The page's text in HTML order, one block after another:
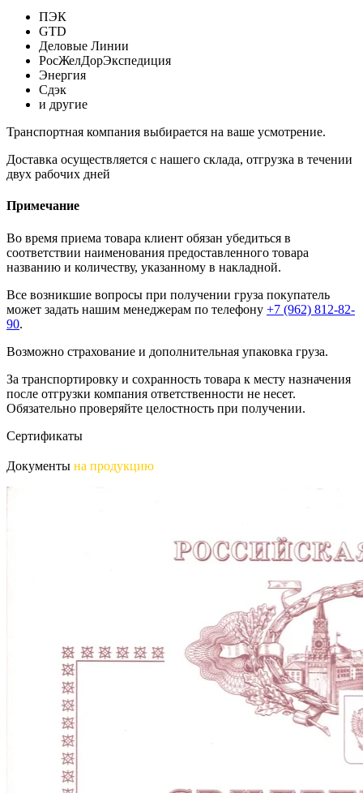
ПЭК
GTD
Деловые Линии
РосЖелДорЭкспедиция
Энергия
Сдэк
и другие
Транспортная компания выбирается на ваше усмотрение.
Доставка осуществляется с нашего склада, отгрузка в течении
двух рабочих дней
Примечание
Во время приема товара клиент обязан убедиться в
соответствии наименования предоставленного товара
названию и количеству, указанному в накладной.
Все возникшие вопросы при получении груза покупатель
может задать нашим менеджерам по телефону +7 (962) 812-82-
90.
Возможно страхование и дополнительная упаковка груза.
За транспортировку и сохранность товара к месту назначения
после отгрузки компания ответственности не несет.
Обязательно проверяйте целостность при получении.
Сертификаты
Документы на продукцию